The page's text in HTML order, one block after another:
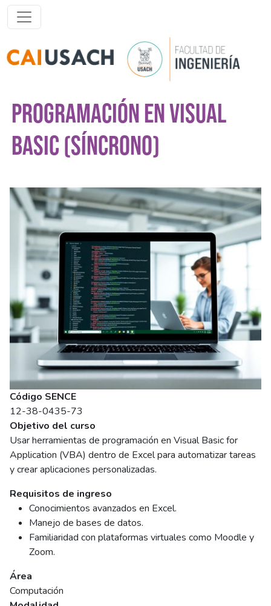
Pasar al contenido principal
PROGRAMACIÓN EN VISUAL
BASIC (SÍNCRONO)
Imagen del curso
Código SENCE
12-38-0435-73
Objetivo del curso
Usar herramientas de programación en Visual Basic for
Application (VBA) dentro de Excel para automatizar tareas
y crear aplicaciones personalizadas.
Requisitos de ingreso
Conocimientos avanzados en Excel.
Manejo de bases de datos.
Familiaridad con plataformas virtuales como Moodle y
Zoom.
Área
Computación